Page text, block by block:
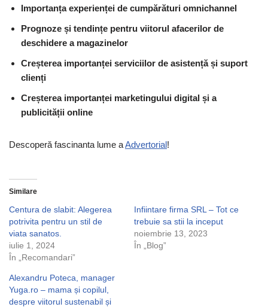
Importanța experienței de cumpărături omnichannel
Prognoze și tendințe pentru viitorul afacerilor de
deschidere a magazinelor
Creșterea importanței serviciilor de asistență și suport
clienți
Creșterea importanței marketingului digital și a
publicității online
Descoperă fascinanta lume aAdvertorial!
Similare
Centura de slabit: Alegerea
potrivita pentru un stil de
viata sanatos.
iulie 1, 2024
În „Recomandari”
Infiintare firma SRL – Tot ce
trebuie sa stii la inceput
noiembrie 13, 2023
În „Blog”
Alexandru Poteca, manager
Yuga.ro – mama și copilul,
despre viitorul sustenabil și